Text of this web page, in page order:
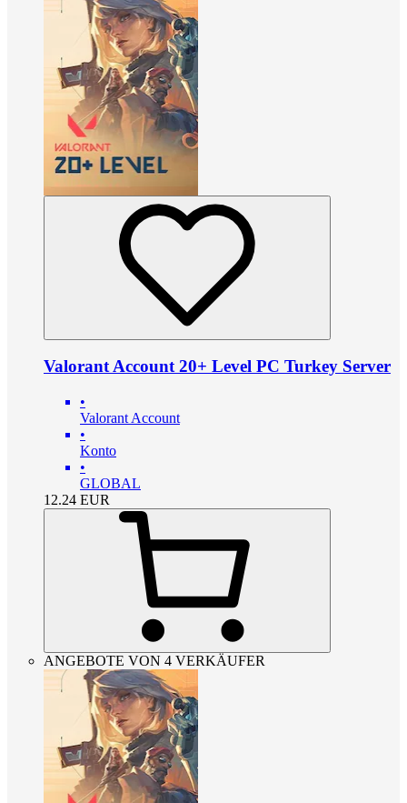
Valorant Account 20+ Level PC Turkey Server
•
Valorant Account
•
Konto
•
GLOBAL
12.24 EUR
ANGEBOTE VON 4 VERKÄUFER